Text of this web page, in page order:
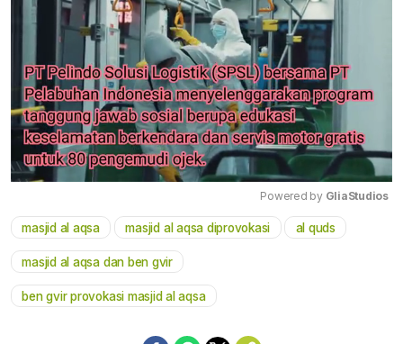
Mute
Powered by GliaStudios
masjid al aqsa masjid al aqsa diprovokasi al quds
masjid al aqsa dan ben gvir
ben gvir provokasi masjid al aqsa